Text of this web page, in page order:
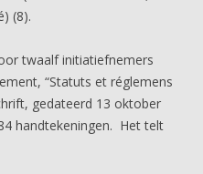
(8).
twaalf initiatiefnemers
“Statuts et réglemens
gedateerd 13 oktober
handtekeningen. Het telt